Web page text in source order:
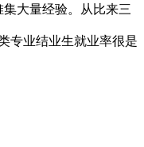
大量经验。从比来三
专业结业生就业率很是